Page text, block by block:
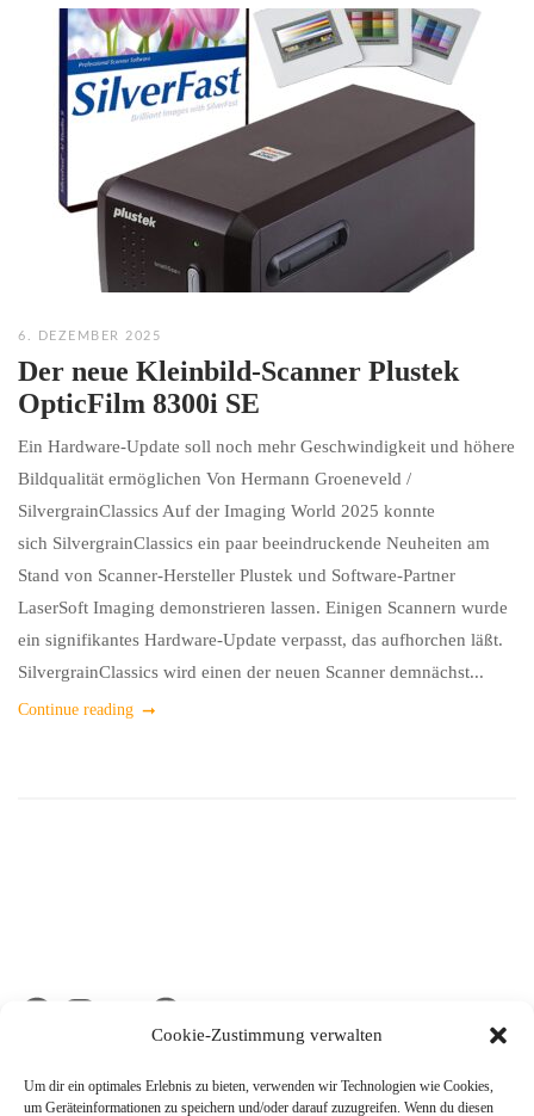
Cookie-Zustimmung verwalten
Um dir ein optimales Erlebnis zu bieten, verwenden wir Technologien wie Cookies,
um Geräteinformationen zu speichern und/oder darauf zuzugreifen. Wenn du diesen
6. DEZEMBER 2025
Der neue Kleinbild-Scanner Plustek
OpticFilm 8300i SE
Ein Hardware-Update soll noch mehr Geschwindigkeit und höhere
Bildqualität ermöglichen Von Hermann Groeneveld /
SilvergrainClassics Auf der Imaging World 2025 konnte
sich SilvergrainClassics ein paar beeindruckende Neuheiten am
Stand von Scanner-Hersteller Plustek und Software-Partner
LaserSoft Imaging demonstrieren lassen. Einigen Scannern wurde
ein signifikantes Hardware-Update verpasst, das aufhorchen läßt.
SilvergrainClassics wird einen der neuen Scanner demnächst...
Continue reading
FacebookInstagram Pinterest
KATEGORIEN